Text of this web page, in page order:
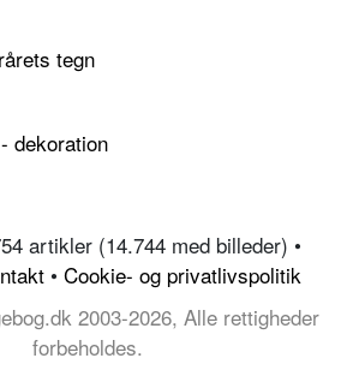
tegn
dekoration
artikler (14.744 med billeder) •
• Cookie- og privatlivspolitik
2003-2026, Alle rettigheder
forbeholdes.